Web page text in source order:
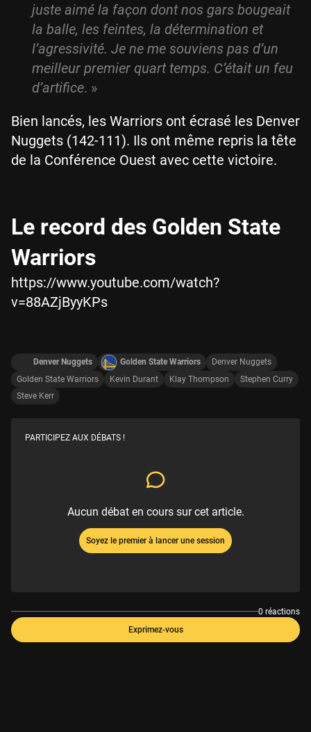
juste aimé la façon dont nos gars bougeait
la balle, les feintes, la détermination et
l’agressivité. Je ne me souviens pas d’un
meilleur premier quart temps. C’était un feu
d’artifice. »
Bien lancés, les Warriors ont écrasé les Denver
Nuggets (142-111). Ils ont même repris la tête
de la Conférence Ouest avec cette victoire.
Le record des Golden State
Warriors
https://www.youtube.com/watch?
v=88AZjByyKPs
Denver Nuggets Golden State Warriors
Denver Nuggets
Golden State Warriors
Kevin Durant Klay Thompson
Stephen Curry
Steve Kerr
PARTICIPEZ AUX DÉBATS !
Aucun débat en cours sur cet article.
Soyez le premier à lancer une session
0 réactions
Exprimez-vous